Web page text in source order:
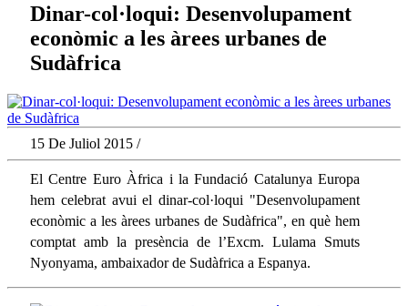
Dinar-col·loqui: Desenvolupament
econòmic a les àrees urbanes de
Sudàfrica
15 De Juliol 2015 /
El Centre Euro Àfrica i la Fundació Catalunya Europa
hem celebrat avui el dinar-col·loqui "Desenvolupament
econòmic a les àrees urbanes de Sudàfrica", en què hem
comptat amb la presència de l’Excm. Lulama Smuts
Nyonyama, ambaixador de Sudàfrica a Espanya.